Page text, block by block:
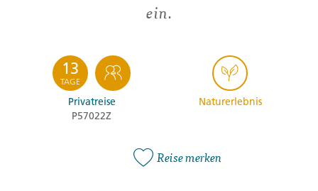
ein.
13
TAGE
Privatreise
P57022Z
Naturerlebnis
Reise merken